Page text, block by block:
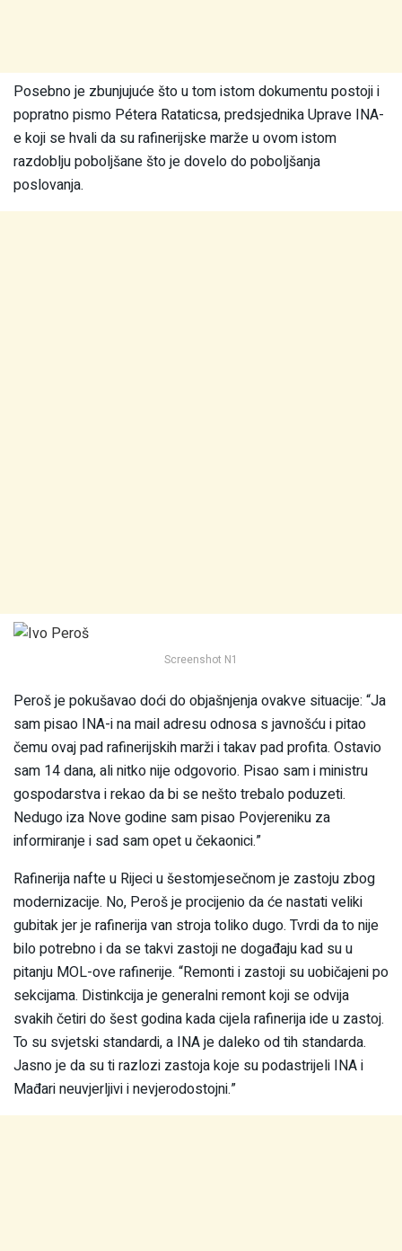
Posebno je zbunjujuće što u tom istom dokumentu postoji i
popratno pismo Pétera Rataticsa, predsjednika Uprave INA-
e koji se hvali da su rafinerijske marže u ovom istom
razdoblju poboljšane što je dovelo do poboljšanja
poslovanja.
Screenshot N1
Peroš je pokušavao doći do objašnjenja ovakve situacije: “Ja
sam pisao INA-i na mail adresu odnosa s javnošću i pitao
čemu ovaj pad rafinerijskih marži i takav pad profita. Ostavio
sam 14 dana, ali nitko nije odgovorio. Pisao sam i ministru
gospodarstva i rekao da bi se nešto trebalo poduzeti.
Nedugo iza Nove godine sam pisao Povjereniku za
informiranje i sad sam opet u čekaonici.”
Rafinerija nafte u Rijeci u šestomjesečnom je zastoju zbog
modernizacije. No, Peroš je procijenio da će nastati veliki
gubitak jer je rafinerija van stroja toliko dugo. Tvrdi da to nije
bilo potrebno i da se takvi zastoji ne događaju kad su u
pitanju MOL-ove rafinerije. “Remonti i zastoji su uobičajeni po
sekcijama. Distinkcija je generalni remont koji se odvija
svakih četiri do šest godina kada cijela rafinerija ide u zastoj.
To su svjetski standardi, a INA je daleko od tih standarda.
Jasno je da su ti razlozi zastoja koje su podastrijeli INA i
Mađari neuvjerljivi i nevjerodostojni.”